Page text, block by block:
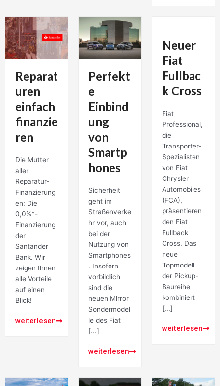
Reparat
uren
einfach
finanzie
ren
Die Mutter
aller
Reparatur-
Finanzierung
en: Die
0,0%*-
Finanzierung
der
Santander
Bank. Wir
zeigen Ihnen
alle Vorteile
auf einen
Blick!
weiterlesen
Perfekt
e
Einbind
ung
von
Smartp
hones
Sicherheit
geht im
Straßenverke
hr vor, auch
bei der
Nutzung von
Smartphones
. Insofern
vorbildlich
sind die
neuen Mirror
Sondermodel
le des Fiat
[...]
weiterlesen
Neuer
Fiat
Fullbac
k Cross
Fiat
Professional,
die
Transporter-
Spezialisten
von Fiat
Chrysler
Automobiles
(FCA),
präsentieren
den Fiat
Fullback
Cross. Das
neue
Topmodell
der Pickup-
Baureihe
kombiniert
[...]
weiterlesen